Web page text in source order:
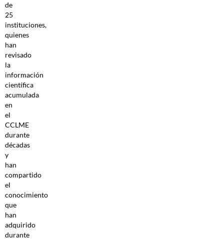
de
25
instituciones,
quienes
han
revisado
la
información
científica
acumulada
en
el
CCLME
durante
décadas
y
han
compartido
el
conocimiento
que
han
adquirido
durante